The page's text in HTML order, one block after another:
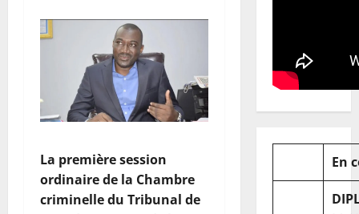
La première session
ordinaire de la Chambre
criminelle du Tribunal de
En